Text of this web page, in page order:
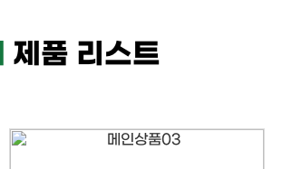
제품 리스트